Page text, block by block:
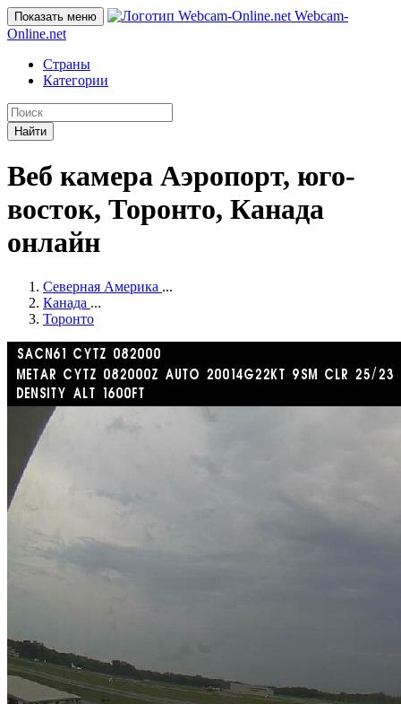
Показать меню
Webcam-
Online.net
Страны
Категории
Найти
Веб камера Аэропорт, юго-
восток, Торонто, Канада
онлайн
Северная Америка ...
Канада ...
Торонто